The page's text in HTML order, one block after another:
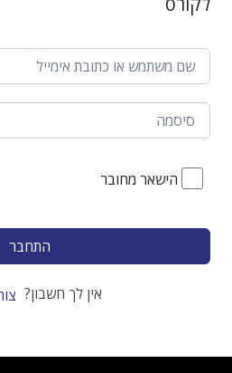
הישאר מחובר
התחבר
אין לך חשבון?